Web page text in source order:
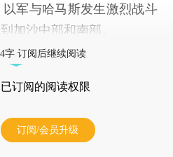
军与哈马斯发生激烈战斗
加沙中部和南部。
字 订阅后继续阅读
订阅的阅读权限
订阅/会员升级